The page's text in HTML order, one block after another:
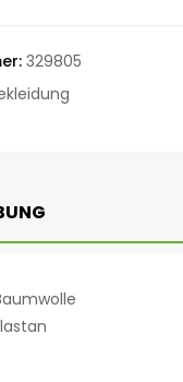
329805